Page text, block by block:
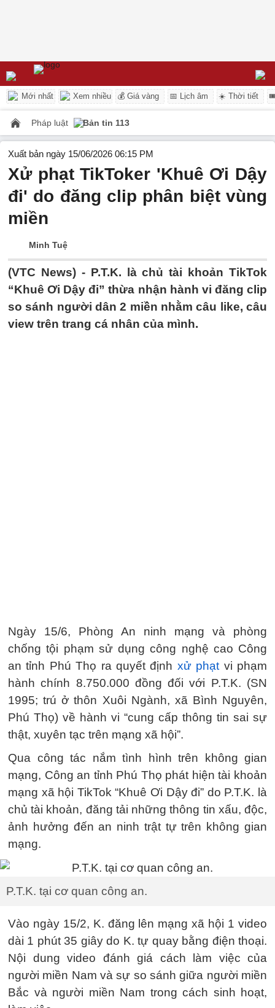
Mới nhất Xem nhiều 💰 Giá vàng 📅 Lịch âm ☀️ Thời tiết
Pháp luật Bản tin 113
Xuất bản ngày 15/06/2026 06:15 PM
Xử phạt TikToker 'Khuê Ơi Dậy
đi' do đăng clip phân biệt vùng
miền
Minh Tuệ
(VTC News) - P.T.K. là chủ tài khoản TikTok
“Khuê Ơi Dậy đi” thừa nhận hành vi đăng clip
so sánh người dân 2 miền nhằm câu like, câu
view trên trang cá nhân của mình.
Ngày 15/6, Phòng An ninh mạng và phòng
chống tội phạm sử dụng công nghệ cao Công
an tỉnh Phú Thọ ra quyết định xử phạt vi phạm
hành chính 8.750.000 đồng đối với P.T.K. (SN
1995; trú ở thôn Xuôi Ngành, xã Bình Nguyên,
Phú Thọ) về hành vi “cung cấp thông tin sai sự
thật, xuyên tạc trên mạng xã hội”.
Qua công tác nắm tình hình trên không gian
mạng, Công an tỉnh Phú Thọ phát hiện tài khoản
mạng xã hội TikTok “Khuê Ơi Dậy đi” do P.T.K. là
chủ tài khoản, đăng tải những thông tin xấu, độc,
ảnh hưởng đến an ninh trật tự trên không gian
mạng.
P.T.K. tại cơ quan công an.
Vào ngày 15/2, K. đăng lên mạng xã hội 1 video
dài 1 phút 35 giây do K. tự quay bằng điện thoại.
Nội dung video đánh giá cách làm việc của
người miền Nam và sự so sánh giữa người miền
Bắc và người miền Nam trong cách sinh hoạt,